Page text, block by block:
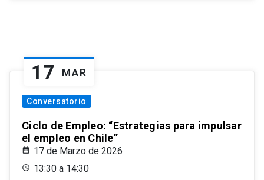
17 MAR
Conversatorio
Ciclo de Empleo: “Estrategias para impulsar
el empleo en Chile”
17 de Marzo de 2026
13:30 a 14:30